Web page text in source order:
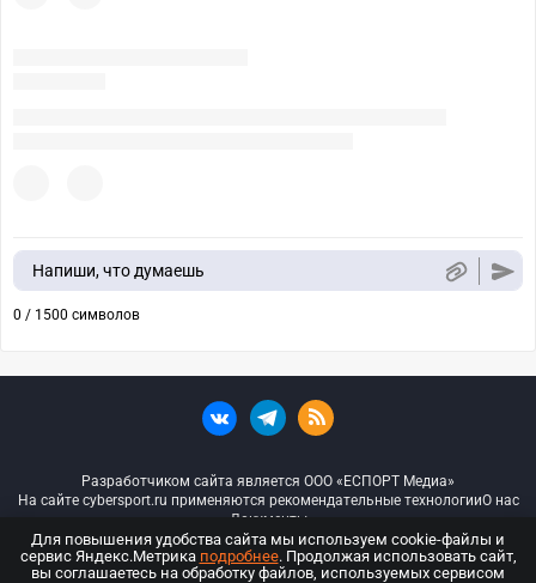
Напиши, что думаешь
0 / 1500 символов
Разработчиком сайта является ООО «ЕСПОРТ Медиа»
На сайте cybersport.ru применяются рекомендательные технологииО нас
Документы
© ООО «Киберспорт.ру» — Все права защищены
Для повышения удобства сайта мы используем cookie-файлы и
сервис Яндекс.Метрика подробнее. Продолжая использовать сайт,
вы соглашаетесь на обработку файлов, используемых сервисом